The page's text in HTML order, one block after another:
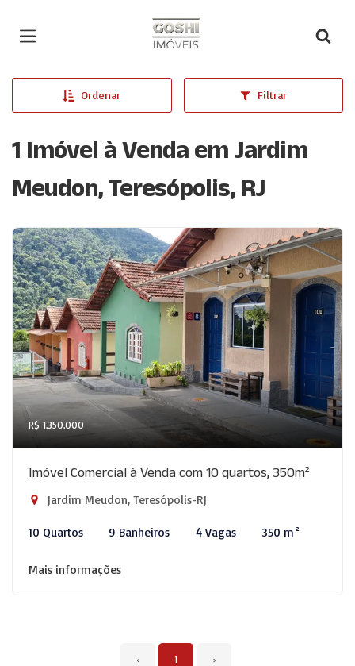
Página inicial
Ordenar Filtrar
1 Imóvel à Venda em Jardim
Meudon, Teresópolis, RJ
R$ 1.350.000
Imóvel Comercial à Venda com 10 quartos, 350m²
Jardim Meudon, Teresópolis-RJ
10 Quartos 9 Banheiros 4 Vagas 350 m²
Mais informações
‹ 1 ›